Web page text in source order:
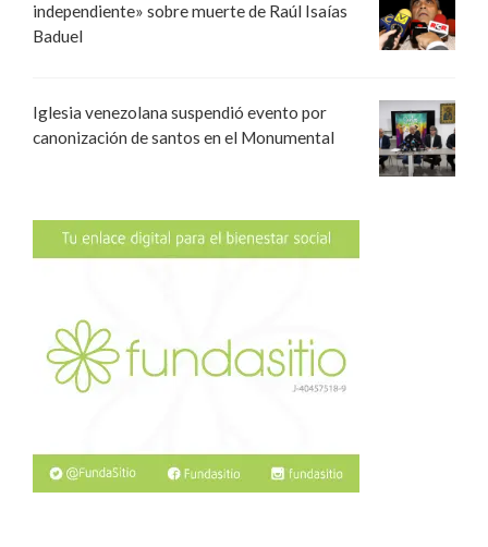
independiente» sobre muerte de Raúl Isaías
Baduel
Iglesia venezolana suspendió evento por
canonización de santos en el Monumental